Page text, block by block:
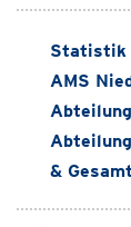
Statistik
AMS
&